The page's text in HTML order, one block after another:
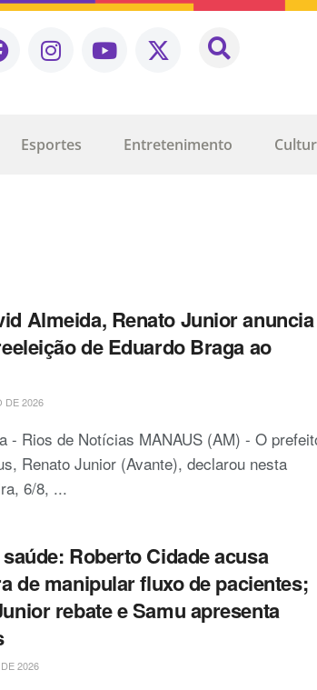
Esportes Entretenimento
Almeida, Renato Junior anuncia
de Eduardo Braga ao
DE 2026
- Rios de Notícias MANAUS (AM) - O
Renato Junior (Avante), declarou nesta
6/8, ...
Roberto Cidade acusa
de manipular fluxo de pacientes;
rebate e Samu apresenta
2026